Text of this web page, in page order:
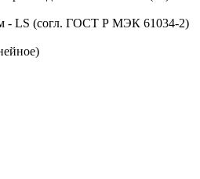
- LS (согл. ГОСТ Р МЭК 61034-2)